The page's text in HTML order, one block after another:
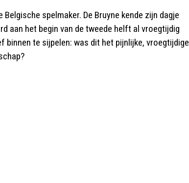
spelmaker. De Bruyne kende zijn dagje
aan het begin van de tweede helft al vroegtijdig
binnen te sijpelen: was dit het pijnlijke, vroegtijdige